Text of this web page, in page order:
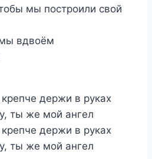
мы построили свой
вдвоём
держи в руках
ты же мой ангел
держи в руках
ты же мой ангел